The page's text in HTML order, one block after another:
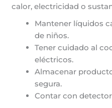
calor, electricidad o
Mantener líquidos
de niños.
Tener cuidado al
eléctricos.
Almacenar
segura.
Contar con